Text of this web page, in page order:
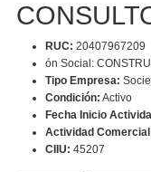
RUC: 20407967209
ón Social:
Tipo Empresa:
Condición: Activo
Fecha Inicio
Actividad
CIIU: 45207